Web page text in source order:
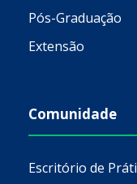
Pós-Graduação
Extensão
Comunidade
Escritório de